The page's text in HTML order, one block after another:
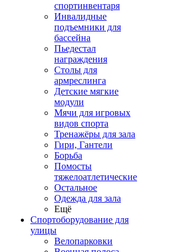
спортинвентаря
Инвалидные
подъемники для
бассейна
Пьедестал
награждения
Столы для
армреслинга
Детские мягкие
модули
Мячи для игровых
видов спорта
Тренажёры для зала
Гири, Гантели
Борьба
Помосты
тяжелоатлетические
Остальное
Одежда для зала
Ещё
Спортоборудование для
улицы
Велопарковки